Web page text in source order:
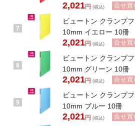
2,021円 (税込) 合せ買
7
ビュートン クランプ
10mm イエロー 10冊
2,021円 (税込) 合せ買
8
ビュートン クランプ
10mm グリーン 10冊
2,021円 (税込) 合せ買
9
ビュートン クランプ
10mm ブルー 10冊
2,021円 (税込) 合せ買